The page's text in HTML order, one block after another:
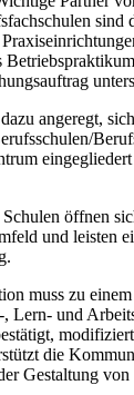
sind
angeregt,
öffnen
und leisten
muss zu
Lern- und
die
Gestaltung